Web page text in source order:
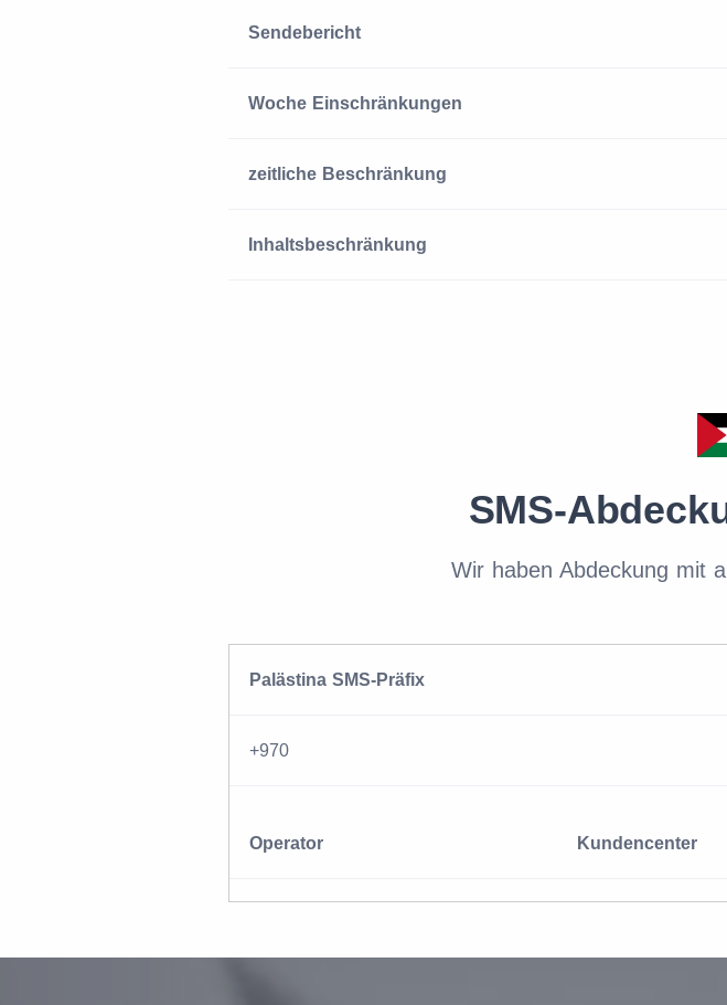
Sendebericht
Woche Einschränkungen
zeitliche Beschränkung
Inhaltsbeschränkung
SMS-
Wir haben Abdeckung mit
Palästina SMS-Präfix
+970
Operator Kundencenter